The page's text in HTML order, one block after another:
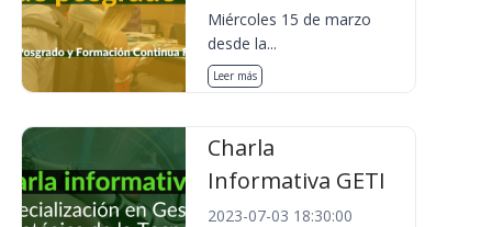
Miércoles 15 de marzo
desde la...
Leer más
Charla
Informativa GETI
2023-07-03 18:30:00